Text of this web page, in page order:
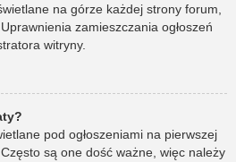
na górze każdej strony forum,
zamieszczania ogłoszeń
witryny.
pod ogłoszeniami na pierwszej
są one dość ważne, więc należy